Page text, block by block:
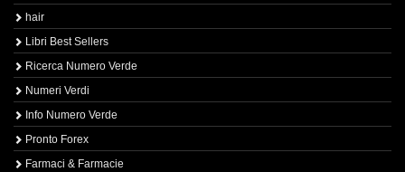
hair
Libri Best Sellers
Ricerca Numero Verde
Numeri Verdi
Info Numero Verde
Pronto Forex
Farmaci & Farmacie